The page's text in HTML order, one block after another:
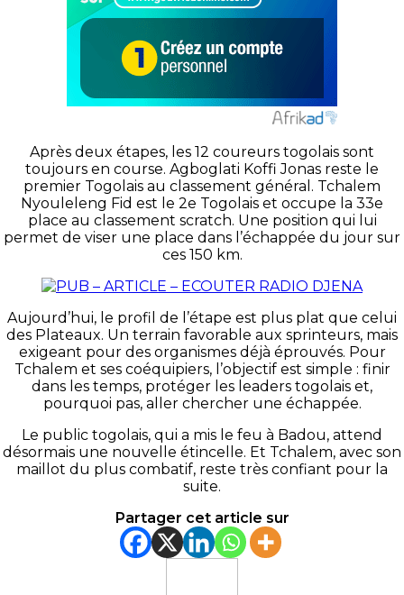
Après deux étapes, les 12 coureurs togolais sont
toujours en course. Agboglati Koffi Jonas reste le
premier Togolais au classement général. Tchalem
Nyouleleng Fid est le 2e Togolais et occupe la 33e
place au classement scratch. Une position qui lui
permet de viser une place dans l’échappée du jour sur
ces 150 km.
Aujourd’hui, le profil de l’étape est plus plat que celui
des Plateaux. Un terrain favorable aux sprinteurs, mais
exigeant pour des organismes déjà éprouvés. Pour
Tchalem et ses coéquipiers, l’objectif est simple : finir
dans les temps, protéger les leaders togolais et,
pourquoi pas, aller chercher une échappée.
Le public togolais, qui a mis le feu à Badou, attend
désormais une nouvelle étincelle. Et Tchalem, avec son
maillot du plus combatif, reste très confiant pour la
suite.
Partager cet article sur